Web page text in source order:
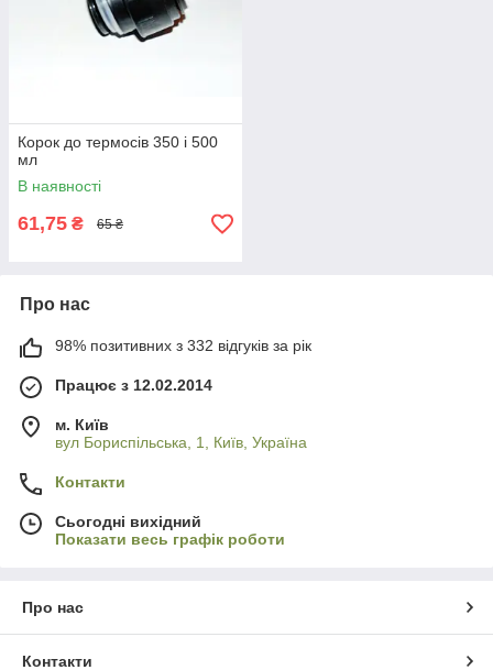
Корок до термосів 350 і 500
мл
В наявності
61,75 ₴ 65 ₴
Про нас
98% позитивних з 332 відгуків за рік
Працює з 12.02.2014
м. Київ
вул Бориспільська, 1, Київ, Україна
Контакти
Сьогодні вихідний
Показати весь графік роботи
Про нас
Контакти